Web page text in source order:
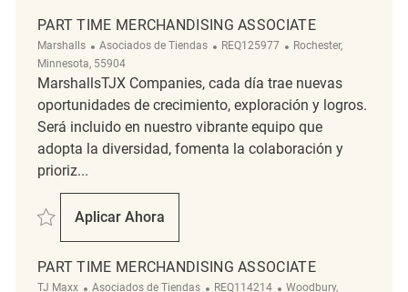
PART TIME MERCHANDISING ASSOCIATE
Marshalls Categoría
Asociados de Tiendas ReqId
REQ125977 Ubicación
Rochester,
Minnesota, 55904
MarshallsTJX Companies, cada día trae nuevas
oportunidades de crecimiento, exploración y logros.
Será incluido en nuestro vibrante equipo que
adopta la diversidad, fomenta la colaboración y
prioriz...
Salvar Part Time Merchandising Associate REQ125977
Aplicar Ahora
Part Time Merchandising Associate
PART TIME MERCHANDISING ASSOCIATE
TJ Maxx Categoría
Asociados de Tiendas ReqId
REQ114214 Ubicación
Woodbury,